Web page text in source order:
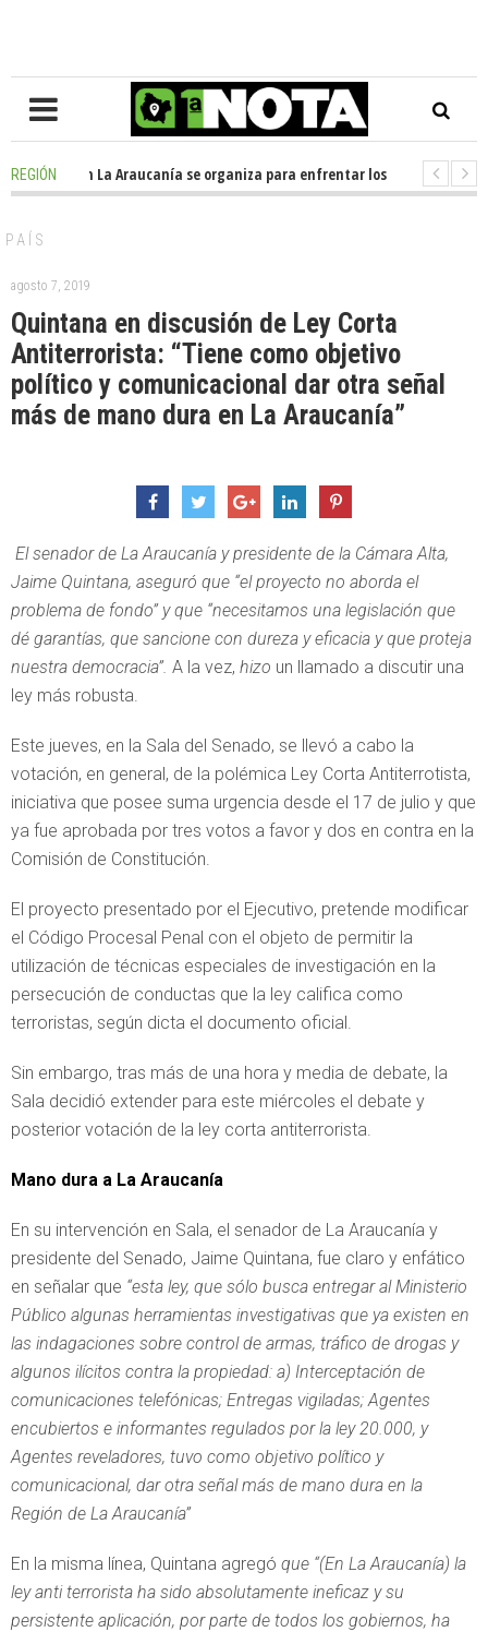
REGIÓN en La Araucanía se organiza para enfrentar los impactos de la
PAÍS
agosto 7, 2019
Quintana en discusión de Ley Corta
Antiterrorista: “Tiene como objetivo
político y comunicacional dar otra señal
más de mano dura en La Araucanía”
El senador de La Araucanía y presidente de la Cámara Alta,
Jaime Quintana, aseguró que “el proyecto no aborda el
problema de fondo” y que “necesitamos una legislación que
dé garantías, que sancione con dureza y eficacia y que proteja
nuestra democracia”. A la vez, hizo un llamado a discutir una
ley más robusta.
Este jueves, en la Sala del Senado, se llevó a cabo la
votación, en general, de la polémica Ley Corta Antiterrotista,
iniciativa que posee suma urgencia desde el 17 de julio y que
ya fue aprobada por tres votos a favor y dos en contra en la
Comisión de Constitución.
El proyecto presentado por el Ejecutivo, pretende modificar
el Código Procesal Penal con el objeto de permitir la
utilización de técnicas especiales de investigación en la
persecución de conductas que la ley califica como
terroristas, según dicta el documento oficial.
Sin embargo, tras más de una hora y media de debate, la
Sala decidió extender para este miércoles el debate y
posterior votación de la ley corta antiterrorista.
Mano dura a La Araucanía
En su intervención en Sala, el senador de La Araucanía y
presidente del Senado, Jaime Quintana, fue claro y enfático
en señalar que “esta ley, que sólo busca entregar al Ministerio
Público algunas herramientas investigativas que ya existen en
las indagaciones sobre control de armas, tráfico de drogas y
algunos ilícitos contra la propiedad: a) Interceptación de
comunicaciones telefónicas; Entregas vigiladas; Agentes
encubiertos e informantes regulados por la ley 20.000, y
Agentes reveladores, tuvo como objetivo político y
comunicacional, dar otra señal más de mano dura en la
Región de La Araucanía”
En la misma línea, Quintana agregó que “(En La Araucanía) la
ley anti terrorista ha sido absolutamente ineficaz y su
persistente aplicación, por parte de todos los gobiernos, ha